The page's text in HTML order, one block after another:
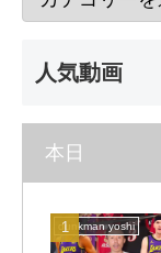
人気動画
本日
dunkman yoshi